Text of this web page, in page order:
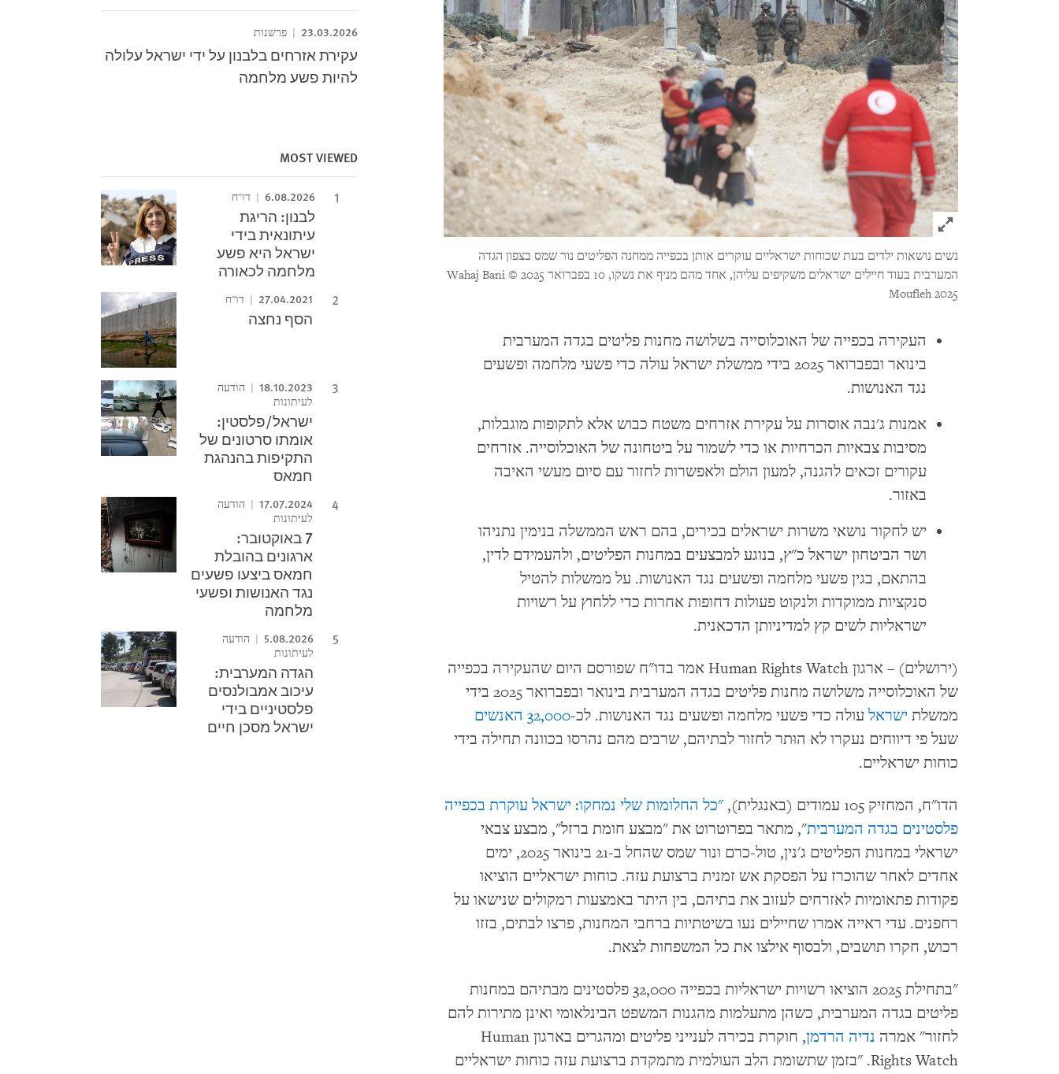
Click to expand Image
נשים נושאות ילדים בעת שכוחות ישראליים עוקרים אותן בכפייה ממחנה הפליטים נור שמס בצפון הגדה
המערבית בעוד חיילים ישראלים משקיפים עליהן, אחד מהם מניף את נשקו, 10 בפברואר 2025
© Wahaj Bani
Moufleh 2025
העקירה בכפייה של האוכלוסייה בשלושה מחנות פליטים בגדה המערבית
בינואר ובפברואר 2025 בידי ממשלת ישראל עולה כדי פשעי מלחמה ופשעים
נגד האנושות.
אמנות ג'נבה אוסרות על עקירת אזרחים משטח כבוש אלא לתקופות מוגבלות,
מסיבות צבאיות הכרחיות או כדי לשמור על ביטחונה של האוכלוסייה. אזרחים
עקורים זכאים להגנה, למעון הולם ולאפשרות לחזור עם סיום מעשי האיבה
באזור.
יש לחקור נושאי משרות ישראלים בכירים, בהם ראש הממשלה בנימין נתניהו
ושר הביטחון ישראל כ"ץ, בנוגע למבצעים במחנות הפליטים, ולהעמידם לדין,
בהתאם, בגין פשעי מלחמה ופשעים נגד האנושות. על ממשלות להטיל
סנקציות ממוקדות ולנקוט פעולות דחופות אחרות כדי ללחוץ על רשויות
ישראליות לשים קץ למדיניותן הדכאנית.
(ירושלים) – ארגון Human Rights Watch אמר בדו"ח שפורסם היום שהעקירה בכפייה
של האוכלוסייה משלושה מחנות פליטים בגדה המערבית בינואר ובפברואר 2025 בידי
ממשלת ישראל עולה כדי פשעי מלחמה ופשעים נגד האנושות. לכ-32,000 האנשים
שעל פי דיווחים נעקרו לא הוּתר לחזור לבתיהם, שרבים מהם נהרסו בכוונה תחילה בידי
כוחות ישראליים.
הדו"ח, המחזיק 105 עמודים (באנגלית),
"כל החלומות שלי נמחקו: ישראל עוקרת בכפייה
פלסטינים בגדה המערבית", מתאר בפרוטרוט את "מבצע חומת ברזל", מבצע צבאי
ישראלי במחנות הפליטים ג'נין, טול-כרם ונור שמס שהחל ב-21 בינואר 2025, ימים
אחדים לאחר שהוכרז על הפסקת אש זמנית ברצועת עזה. כוחות ישראליים הוציאו
פקודות פתאומיות לאזרחים לעזוב את בתיהם, בין היתר באמצעות רמקולים שנישאו על
רחפנים. עדי ראייה אמרו שחיילים נעו בשיטתיות ברחבי המחנות, פרצו לבתים, בזזו
רכוש, חקרו תושבים, ולבסוף אילצו את כל המשפחות לצאת.
"בתחילת 2025 הוציאו רשויות ישראליות בכפייה 32,000 פלסטינים מבתיהם במחנות
פליטים בגדה המערבית, כשהן מתעלמות מהגנות המשפט הבינלאומי ואינן מתירות להם
לחזור" אמרה נדיה הרדמן
, חוקרת בכירה לענייני פליטים ומהגרים בארגון Human
Rights Watch. "בזמן שתשומת הלב העולמית מתמקדת ברצועת עזה כוחות ישראליים
23.03.2026 פרשנות
עקירת אזרחים בלבנון על ידי ישראל עלולה
להיות פשע מלחמה
MOST VIEWED
6.08.2026 דו"ח
לבנון: הריגת
עיתונאית בידי
ישראל היא פשע
מלחמה לכאורה
27.04.2021 דו"ח
הסף נחצה
18.10.2023
הודעה
לעיתונות
ישראל/פלסטין:
אומתו סרטונים של
התקיפות בהנהגת
חמאס
17.07.2024
הודעה
לעיתונות
7 באוקטובר:
ארגונים בהובלת
חמאס ביצעו פשעים
נגד האנושות ופשעי
מלחמה
5.08.2026
הודעה
לעיתונות
הגדה המערבית:
עיכוב אמבולנסים
פלסטיניים בידי
ישראל מסכן חיים